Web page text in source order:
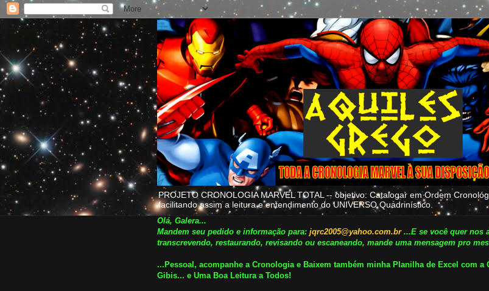
PROJETO CRONOLOGIA MARVEL TOTAL -- objetivo: Catalogar em Ordem
facilitando assim a leitura e entendimento do UNIVERSO Quadrinístico.
Olá, Galera...
Mandem seu pedido e informação para: jqrc2005@yahoo.com.br ...E se você quer nos
transcrevendo, restaurando, revisando ou escaneando, mande uma mensagem pro
...Pessoal, acompanhe a Cronologia e Baixem também minha Planilha de Excel com
Gibis... e Uma Boa Leitura a Todos!